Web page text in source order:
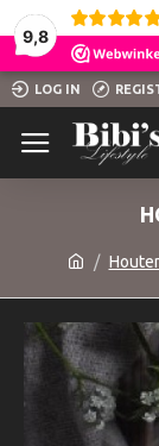
9,8
LOG IN